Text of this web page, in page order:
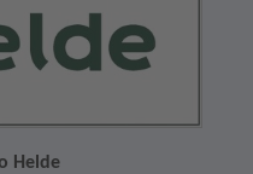
Helde